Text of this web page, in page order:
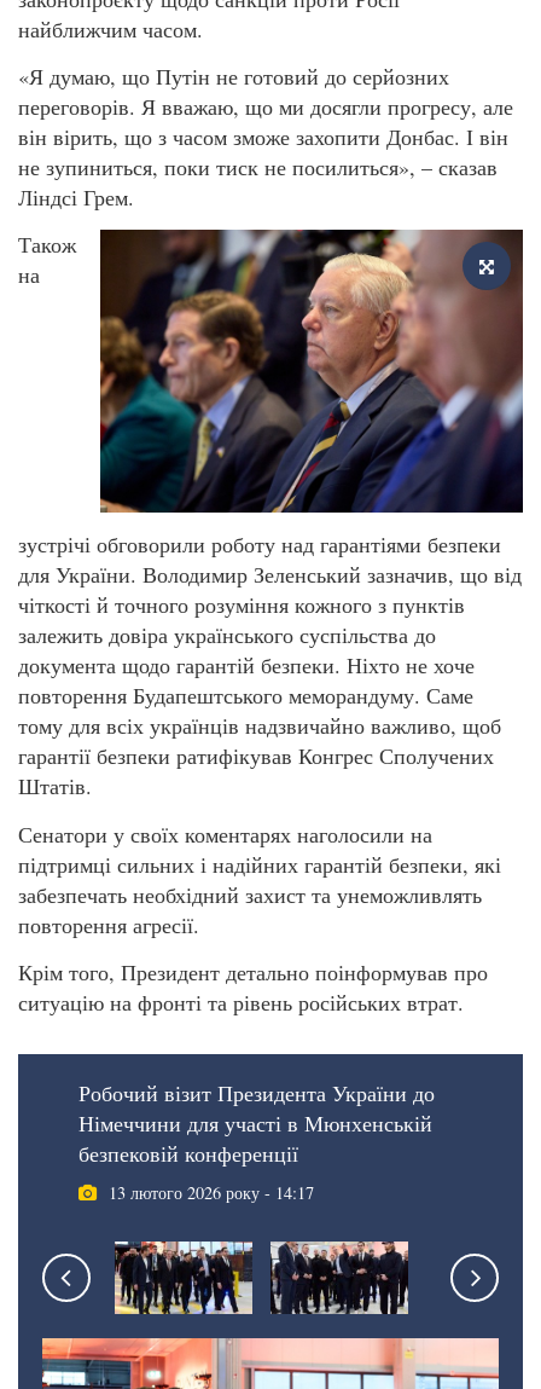
найближчим часом.
«Я думаю, що Путін не готовий до серйозних
переговорів. Я вважаю, що ми досягли прогресу, але
він вірить, що з часом зможе захопити Донбас. І він
не зупиниться, поки тиск не посилиться», – сказав
Ліндсі Грем.
Також
на
зустрічі обговорили роботу над гарантіями безпеки
для України. Володимир Зеленський зазначив, що від
чіткості й точного розуміння кожного з пунктів
залежить довіра українського суспільства до
документа щодо гарантій безпеки. Ніхто не хоче
повторення Будапештського меморандуму. Саме
тому для всіх українців надзвичайно важливо, щоб
гарантії безпеки ратифікував Конгрес Сполучених
Штатів.
Сенатори у своїх коментарях наголосили на
підтримці сильних і надійних гарантій безпеки, які
забезпечать необхідний захист та унеможливлять
повторення агресії.
Крім того, Президент детально поінформував про
ситуацію на фронті та рівень російських втрат.
Робочий візит Президента України до
Німеччини для участі в Мюнхенській
безпековій конференції
13 лютого 2026 року - 14:17